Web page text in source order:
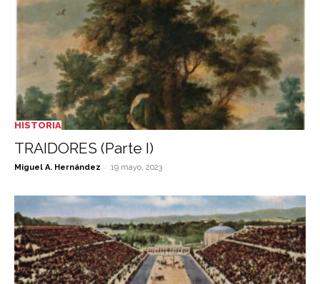
HISTORIA
TRAIDORES (Parte I)
Miguel A. Hernández - 19 mayo, 2023